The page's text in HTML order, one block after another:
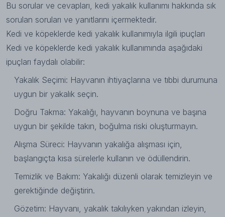
Bu sorular ve cevapları, kedi yakalık kullanımı hakkında sık
sorulan soruları ve yanıtlarını içermektedir.
Kedi ve köpeklerde kedi yakalık kullanımıyla ilgili ipuçları
Kedi ve köpeklerde kedi yakalık kullanımında aşağıdaki
ipuçları faydalı olabilir:
Yakalık Seçimi: Hayvanın ihtiyaçlarına ve tıbbi durumuna
uygun bir yakalık seçin.
Doğru Takma: Yakalığı, hayvanın boynuna ve başına
uygun bir şekilde takın, boğulma riski oluşturmayın.
Alışma Süreci: Hayvanın yakalığa alışması için,
başlangıçta kısa sürelerle kullanın ve ödüllendirin.
Temizlik ve Bakım: Yakalığı düzenli olarak temizleyin ve
gerektiğinde değiştirin.
Gözetim: Hayvanı, yakalık takılıyken yakından izleyin,